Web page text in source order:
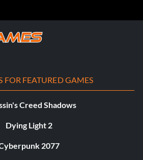
FOR FEATURED GAMES
Creed Shadows
Dying Light 2
2077